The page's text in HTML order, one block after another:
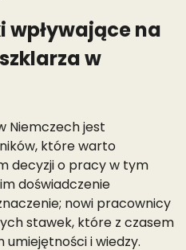
wpływające na
w
Niemczech jest
które warto
decyzji o pracy w tym
doświadczenie
nowi pracownicy
stawek, które z czasem
i wiedzy.